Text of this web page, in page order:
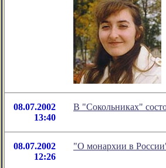
08.07.2002
13:40
В "Сокольниках"
08.07.2002
12:26
"О монархии в